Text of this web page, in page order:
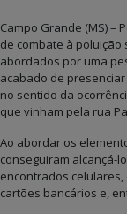
Campo Grande (MS) –
de combate à
abordados por uma
acabado de
no sentido da
que vinham pela rua
Ao abordar os
conseguiram alcançá-
encontrados
cartões bancários e,